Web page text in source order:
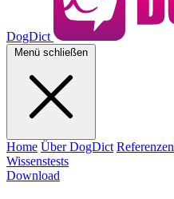
DogDict
Menü schließen
Home Über DogDict Referenzen
Wissenstests
Download